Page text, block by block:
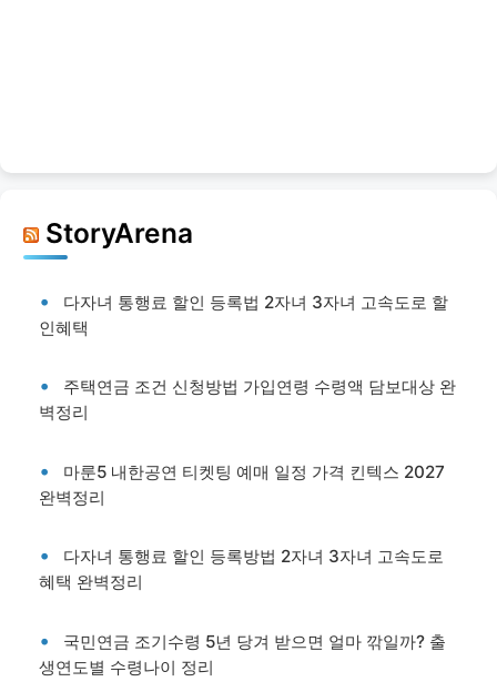
StoryArena
다자녀 통행료 할인 등록법 2자녀 3자녀 고속도로 할
인혜택
주택연금 조건 신청방법 가입연령 수령액 담보대상 완
벽정리
마룬5 내한공연 티켓팅 예매 일정 가격 킨텍스 2027
완벽정리
다자녀 통행료 할인 등록방법 2자녀 3자녀 고속도로
혜택 완벽정리
국민연금 조기수령 5년 당겨 받으면 얼마 깎일까? 출
생연도별 수령나이 정리